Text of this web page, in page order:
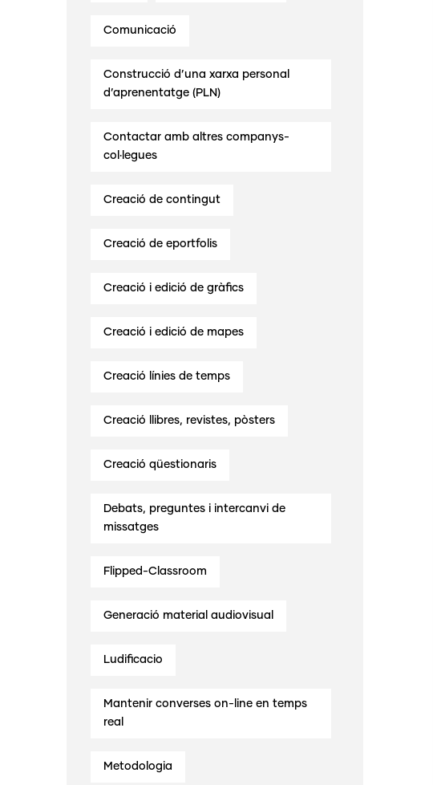
Comunicació
Construcció d’una xarxa personal
d’aprenentatge (PLN)
Contactar amb altres companys-
col·legues
Creació de contingut
Creació de eportfolis
Creació i edició de gràfics
Creació i edició de mapes
Creació línies de temps
Creació llibres, revistes, pòsters
Creació qüestionaris
Debats, preguntes i intercanvi de
missatges
Flipped-Classroom
Generació material audiovisual
Ludificacio
Mantenir converses on-line en temps
real
Metodologia